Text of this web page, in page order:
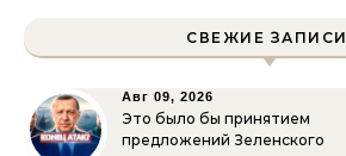
СВЕЖИЕ ЗАПИСИ
Авг 09, 2026
Это было бы принятием
предложений Зеленского